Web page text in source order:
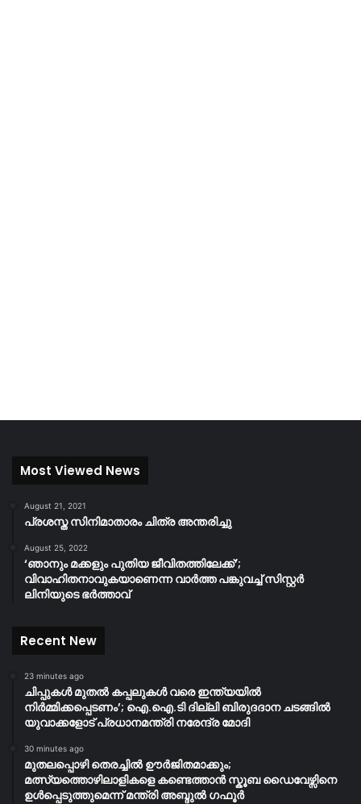
Most Viewed News
August 21, 2021
പ്രശസ്ത സിനിമാതാരം ചിത്ര അന്തരിച്ചു
August 25, 2022
‘ഞാനും മക്കളും പുതിയ ജീവിതത്തിലേക്ക്’;
വിവാഹിതനാവുകയാണെന്ന വാർത്ത പങ്കുവച്ച് സിസ്റ്റർ
ലിനിയുടെ ഭർത്താവ്
Recent New
23 minutes ago
ചിപ്പുകൾ മുതൽ കപ്പലുകൾ വരെ ഇന്ത്യയിൽ
നിർമ്മിക്കപ്പെടണം’; ഐ.ഐ.ടി ദില്ലി ബിരുദദാന ചടങ്ങിൽ
യുവാക്കളോട് പ്രധാനമന്ത്രി നരേന്ദ്ര മോദി
30 minutes ago
മുതലപ്പൊഴി തെരച്ചിൽ ഊർജിതമാക്കും;
മത്സ്യത്തൊഴിലാളികളെ കണ്ടെത്താൻ സ്കൂബ ഡൈവേഴ്സിനെ
ഉൾപ്പെടുത്തുമെന്ന് മന്ത്രി അബ്ദുൽ ഗഫൂർ